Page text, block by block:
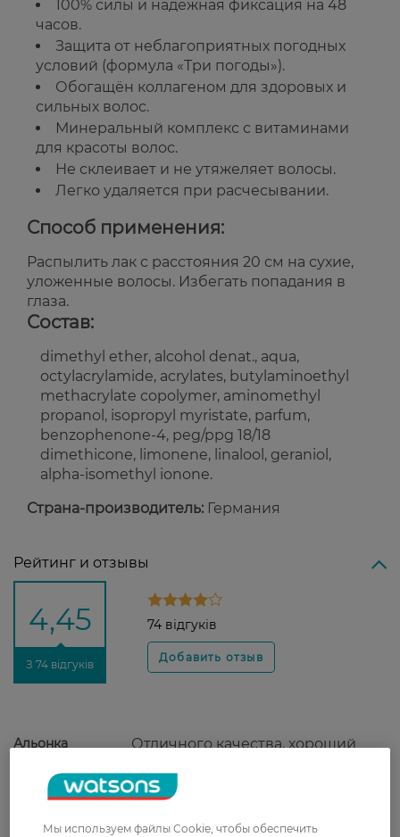
100% силы и надежная фиксация на 48
часов.
Защита от неблагоприятных погодных
условий (формула «Три погоды»).
Обогащён коллагеном для здоровых и
сильных волос.
Минеральный комплекс с витаминами
для красоты волос.
Не склеивает и не утяжеляет волосы.
Легко удаляется при расчесывании.
Способ применения:
Распылить лак с расстояния 20 см на сухие,
уложенные волосы. Избегать попадания в
глаза.
Состав:
dimethyl ether, alcohol denat., aqua,
octylacrylamide, acrylates, butylaminoethyl
methacrylate copolymer, aminomethyl
propanol, isopropyl myristate, parfum,
benzophenone-4, peg/ppg 18/18
dimethicone, limonene, linalool, geraniol,
alpha-isomethyl ionone.
Страна-производитель: Германия
Рейтинг и отзывы
4,45
З 74 відгуків
74 відгуків
Альонка
Отличного качества, хороший
фиксация, нейтральный запах,
легко удаляется
Світлана
Мы используем файлы Cookie, чтобы обеспечить